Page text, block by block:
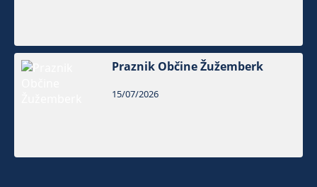
Praznik Občine Žužemberk
15/07/2026